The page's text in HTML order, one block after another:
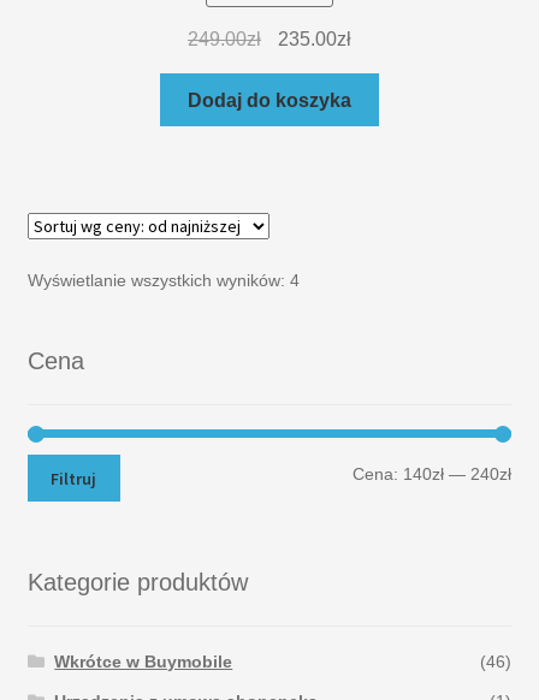
249.00zł 235.00zł
Dodaj do koszyka
Wyświetlanie wszystkich wyników: 4
Cena
Filtruj Cena: 140zł — 240zł
Kategorie produktów
Wkrótce w Buymobile (46)